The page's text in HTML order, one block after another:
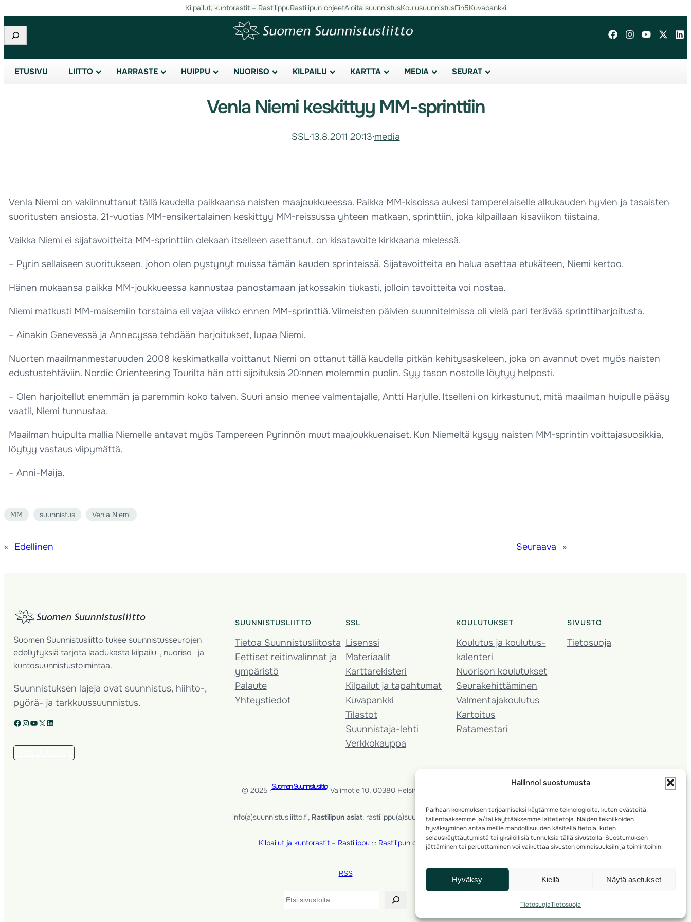
Hallinnoi suostumusta
Parhaan kokemuksen tarjoamiseksi käytämme teknologioita, kuten evästeitä,
tallentaaksemme ja/tai käyttääksemme laitetietoja. Näiden tekniikoiden
hyväksyminen antaa meille mahdollisuuden käsitellä tietoja, kuten
selauskäyttäytymistä tai yksilöllisiä tunnuksia tällä sivustolla. Suostumuksen
jättäminen tai peruuttaminen voi vaikuttaa sivuston ominaisuuksiin ja toimintoihin.
Hyväksy Kiellä Näytä asetukset
TietosuojaTietosuoja
Kilpailut, kuntorastit – RastilippuRastilipun ohjeetAloita suunnistusKoulusuunnistusFin5Kuvapankki
Etsi
ETUSIVU LIITTO HARRASTE HUIPPU NUORISO KILPAILU KARTTA MEDIA SEURAT
Venla Niemi keskittyy MM-sprinttiin
SSL·13.8.2011 20:13·media
Venla Niemi on vakiinnuttanut tällä kaudella paikkaansa naisten maajoukkueessa. Paikka MM-kisoissa aukesi tamperelaiselle alkukauden hyvien ja tasaisten
suoritusten ansiosta. 21-vuotias MM-ensikertalainen keskittyy MM-reissussa yhteen matkaan, sprinttiin, joka kilpaillaan kisaviikon tiistaina.
Vaikka Niemi ei sijatavoitteita MM-sprinttiin olekaan itselleen asettanut, on kisatavoite kirkkaana mielessä.
– Pyrin sellaiseen suoritukseen, johon olen pystynyt muissa tämän kauden sprinteissä. Sijatavoitteita en halua asettaa etukäteen, Niemi kertoo.
Hänen mukaansa paikka MM-joukkueessa kannustaa panostamaan jatkossakin tiukasti, jolloin tavoitteita voi nostaa.
Niemi matkusti MM-maisemiin torstaina eli vajaa viikko ennen MM-sprinttiä. Viimeisten päivien suunnitelmissa oli vielä pari terävää sprinttiharjoitusta.
– Ainakin Genevessä ja Annecyssa tehdään harjoitukset, lupaa Niemi.
Nuorten maailmanmestaruuden 2008 keskimatkalla voittanut Niemi on ottanut tällä kaudella pitkän kehitysaskeleen, joka on avannut ovet myös naisten
edustustehtäviin. Nordic Orienteering Tourilta hän otti sijoituksia 20:nnen molemmin puolin. Syy tason nostolle löytyy helposti.
– Olen harjoitellut enemmän ja paremmin koko talven. Suuri ansio menee valmentajalle, Antti Harjulle. Itselleni on kirkastunut, mitä maailman huipulle pääsy
vaatii, Niemi tunnustaa.
Maailman huipulta mallia Niemelle antavat myös Tampereen Pyrinnön muut maajoukkuenaiset. Kun Niemeltä kysyy naisten MM-sprintin voittajasuosikkia,
löytyy vastaus viipymättä.
– Anni-Maija.
MM suunnistus Venla Niemi
« Edellinen Seuraava »
Suomen Suunnistusliitto tukee suunnistusseurojen
edellytyksiä tarjota laadukasta kilpailu-, nuoriso- ja
kuntosuunnistustoimintaa.
Suunnistuksen lajeja ovat suunnistus, hiihto-,
pyörä- ja tarkkuussuunnistus.
Facebook Instagram YouTube X LinkedIn
SUUNNISTUSLIITTO
Tietoa Suunnistusliitosta
Eettiset reitinvalinnat ja
ympäristö
Palaute
Yhteystiedot
SSL
Lisenssi
Materiaalit
Karttarekisteri
Kilpailut ja tapahtumat
Kuvapankki
Tilastot
Suunnistaja-lehti
Verkkokauppa
KOULUTUKSET
Koulutus ja koulutus­
kalenteri
Nuorison koulutukset
Seura­kehittäminen
Valmentaja­koulutus
Kartoitus
Ratamestari
SIVUSTO
Tietosuoja
© 2025 ·Suomen Suunnistusliitto· Valimotie 10, 00380 Helsinki, Finland
info(a)suunnistusliitto.fi, Rastilipun asiat: rastilippu(a)suunnistusliitto.fi
Kilpailut ja kuntorastit – Rastilippu::: Rastilipun ohjeet
RSS
Etsi